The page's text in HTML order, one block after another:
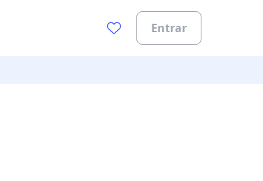
Entrar